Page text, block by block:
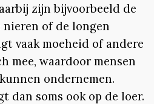
zijn bijvoorbeeld de
of de longen
vaak moeheid of andere
mee, waardoor mensen
ondernemen.
dan soms ook op de loer.